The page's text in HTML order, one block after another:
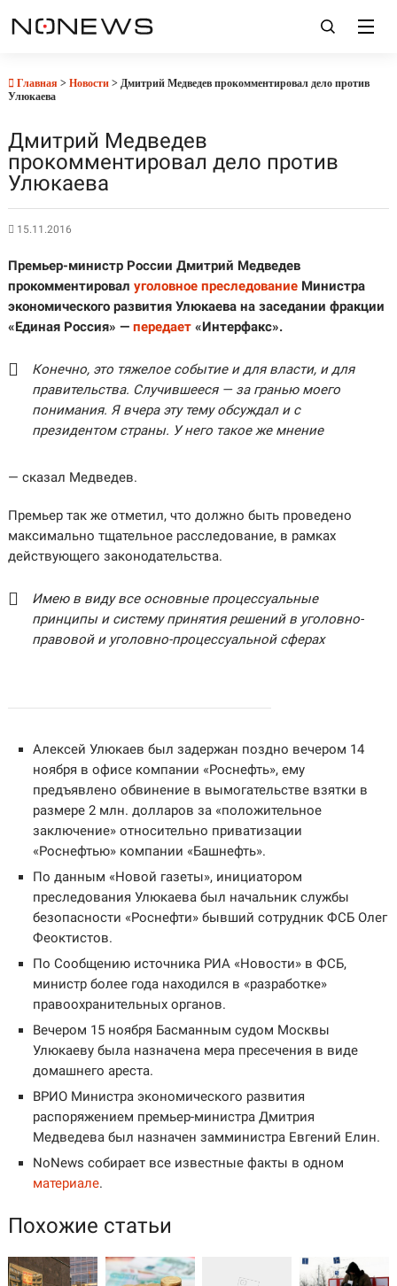
Главная > Новости> Дмитрий Медведев прокомментировал дело против
Улюкаева
Дмитрий Медведев
прокомментировал дело против
Улюкаева
15.11.2016
Премьер-министр России Дмитрий Медведев
прокомментировал уголовное преследованиеМинистра
экономического развития Улюкаева на заседании фракции
«Единая Россия» — передает«Интерфакс».
Конечно, это тяжелое событие и для власти, и для
правительства. Случившееся — за гранью моего
понимания. Я вчера эту тему обсуждал и с
президентом страны. У него такое же мнение
— сказал Медведев.
Премьер так же отметил, что должно быть проведено
максимально тщательное расследование, в рамках
действующего законодательства.
Имею в виду все основные процессуальные
принципы и систему принятия решений в уголовно-
правовой и уголовно-процессуальной сферах
Алексей Улюкаев был задержан поздно вечером 14
ноября в офисе компании «Роснефть», ему
предъявлено обвинение в вымогательстве взятки в
размере 2 млн. долларов за «положительное
заключение» относительно приватизации
«Роснефтью» компании «Башнефть».
По данным «Новой газеты», инициатором
преследования Улюкаева был начальник службы
безопасности «Роснефти» бывший сотрудник ФСБ Олег
Феоктистов.
По Сообщению источника РИА «Новости» в ФСБ,
министр более года находился в «разработке»
правоохранительных органов.
Вечером 15 ноября Басманным судом Москвы
Улюкаеву была назначена мера пресечения в виде
домашнего ареста.
ВРИО Министра экономического развития
распоряжением премьер-министра Дмитрия
Медведева был назначен замминистра Евгений Елин.
NoNews собирает все известные факты в одном
материале.
Похожие статьи